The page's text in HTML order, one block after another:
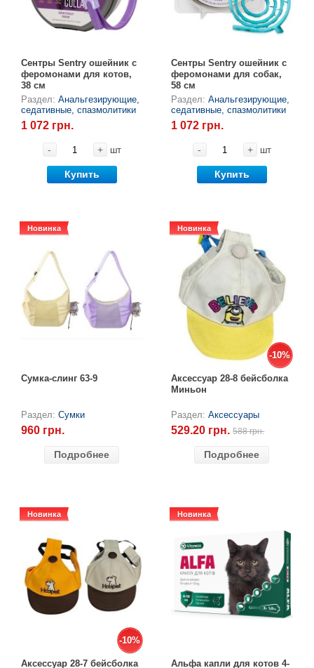
Сентры Sentry ошейник с
феромонами для котов,
38 см
Раздел:Анальгезирующие,
седативные, спазмолитики
1 072 грн.
- + шт
Купить
Сентры Sentry ошейник с
феромонами для собак,
58 см
Раздел:Анальгезирующие,
седативные, спазмолитики
1 072 грн.
- + шт
Купить
Новинка
Новинка
Сумка-слинг 63-9
Раздел:Сумки
960 грн.
Подробнее
-10%
Новинка
-10%
Новинка
Аксессуар 28-8 бейсболка
Миньон
Раздел:Аксессуары
529.20 грн.588 грн.
Подробнее
-10%
Новинка
-10%
Новинка
Аксессуар 28-7 бейсболка
Новинка
Новинка
Альфа капли для котов 4-